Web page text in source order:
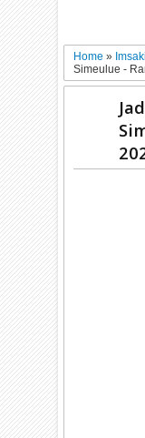
Home»
Simeulue -